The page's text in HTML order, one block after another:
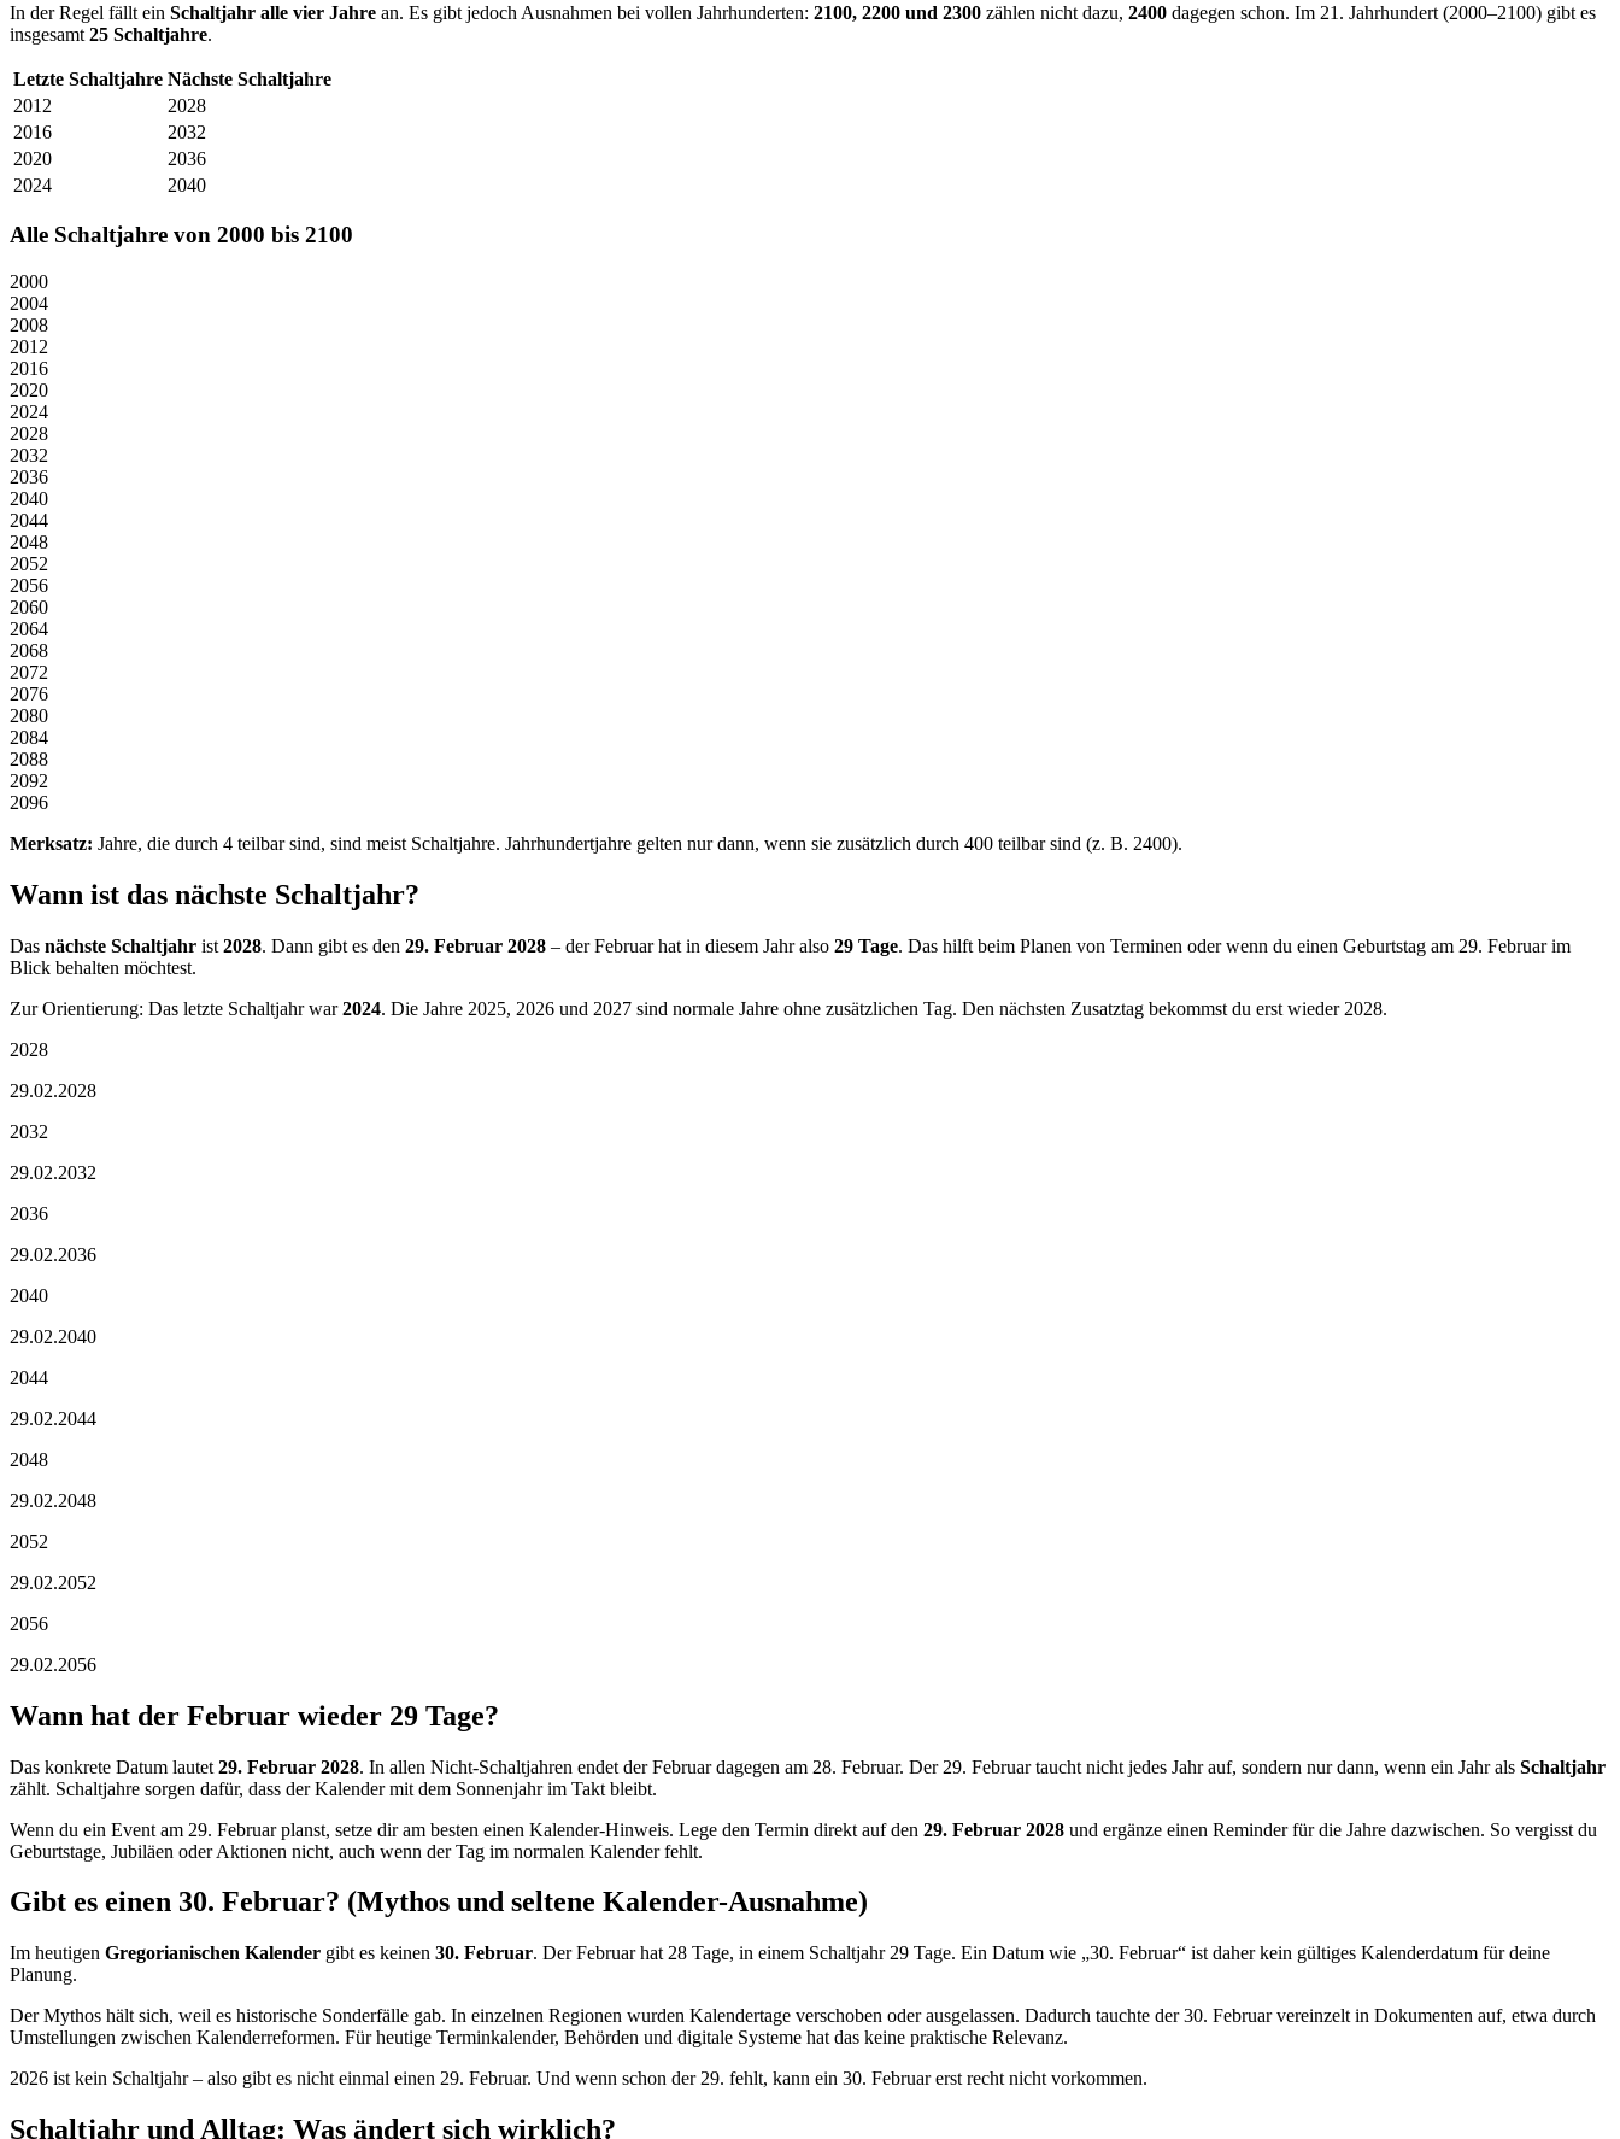
In der Regel fällt ein Schaltjahr alle vier Jahre an. Es gibt jedoch Ausnahmen bei vollen Jahrhunderten: 2100, 2200 und 2300 zählen nicht dazu, 2400 dagegen schon. Im 21. Jahrhundert (2000–2100) gibt es
insgesamt 25 Schaltjahre.
Letzte Schaltjahre Nächste Schaltjahre
2012
2028
2016
2032
2020
2036
2024
2040
Alle Schaltjahre von 2000 bis 2100
2000
2004
2008
2012
2016
2020
2024
2028
2032
2036
2040
2044
2048
2052
2056
2060
2064
2068
2072
2076
2080
2084
2088
2092
2096
Merksatz: Jahre, die durch 4 teilbar sind, sind meist Schaltjahre. Jahrhundertjahre gelten nur dann, wenn sie zusätzlich durch 400 teilbar sind (z. B. 2400).
Wann ist das nächste Schaltjahr?
Das nächste Schaltjahr ist 2028. Dann gibt es den 29. Februar 2028 – der Februar hat in diesem Jahr also 29 Tage. Das hilft beim Planen von Terminen oder wenn du einen Geburtstag am 29. Februar im
Blick behalten möchtest.
Zur Orientierung: Das letzte Schaltjahr war 2024. Die Jahre 2025, 2026 und 2027 sind normale Jahre ohne zusätzlichen Tag. Den nächsten Zusatztag bekommst du erst wieder 2028.
2028
29.02.2028
2032
29.02.2032
2036
29.02.2036
2040
29.02.2040
2044
29.02.2044
2048
29.02.2048
2052
29.02.2052
2056
29.02.2056
Wann hat der Februar wieder 29 Tage?
Das konkrete Datum lautet 29. Februar 2028. In allen Nicht-Schaltjahren endet der Februar dagegen am 28. Februar. Der 29. Februar taucht nicht jedes Jahr auf, sondern nur dann, wenn ein Jahr als Schaltjahr
zählt. Schaltjahre sorgen dafür, dass der Kalender mit dem Sonnenjahr im Takt bleibt.
Wenn du ein Event am 29. Februar planst, setze dir am besten einen Kalender-Hinweis. Lege den Termin direkt auf den 29. Februar 2028 und ergänze einen Reminder für die Jahre dazwischen. So vergisst du
Geburtstage, Jubiläen oder Aktionen nicht, auch wenn der Tag im normalen Kalender fehlt.
Gibt es einen 30. Februar? (Mythos und seltene Kalender-Ausnahme)
Im heutigen Gregorianischen Kalender gibt es keinen 30. Februar. Der Februar hat 28 Tage, in einem Schaltjahr 29 Tage. Ein Datum wie „30. Februar“ ist daher kein gültiges Kalenderdatum für deine
Planung.
Der Mythos hält sich, weil es historische Sonderfälle gab. In einzelnen Regionen wurden Kalendertage verschoben oder ausgelassen. Dadurch tauchte der 30. Februar vereinzelt in Dokumenten auf, etwa durch
Umstellungen zwischen Kalenderreformen. Für heutige Terminkalender, Behörden und digitale Systeme hat das keine praktische Relevanz.
2026 ist kein Schaltjahr– also gibt es nicht einmal einen 29. Februar. Und wenn schon der 29. fehlt, kann ein 30. Februar erst recht nicht vorkommen.
Schaltjahr und Alltag: Was ändert sich wirklich?